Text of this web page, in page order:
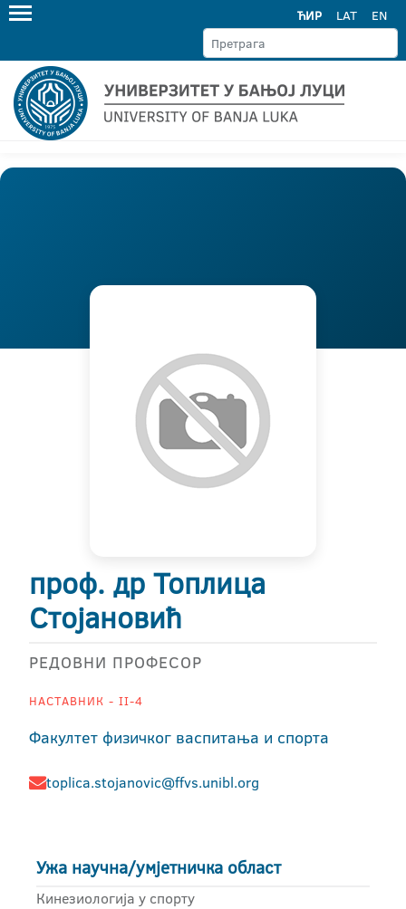
ЋИР LAT EN
проф. др Топлица
Стојановић
РЕДОВНИ ПРОФЕСОР
НАСТАВНИК - II-4
Факултет физичког васпитања и спорта
toplica.stojanovic@ffvs.unibl.org
Ужа научна/умјетничка област
Кинезиологија у спорту